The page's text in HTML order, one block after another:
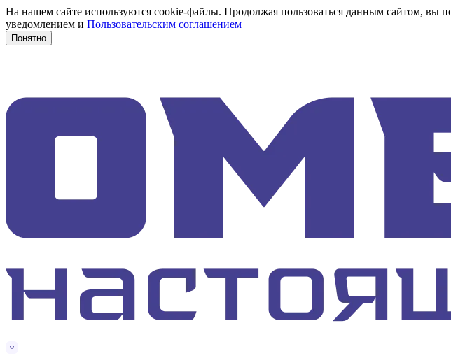
На нашем сайте используются cookie-файлы. Продолжая пользоваться данным сайтом, вы
уведомлением и Пользовательским соглашением
Понятно